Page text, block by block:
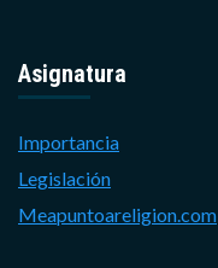
Asignatura
Importancia
Legislación
Meapuntoareligion.com